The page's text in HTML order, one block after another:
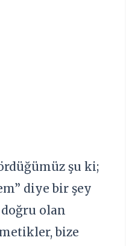
şu ki;
diye bir şey
olan
bize